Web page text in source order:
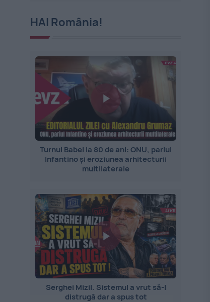
HAI România!
Turnul Babel la 80 de ani: ONU, pariul
Infantino și eroziunea arhitecturii
multilaterale
Serghei Mizil. Sistemul a vrut să-l
distrugă dar a spus tot